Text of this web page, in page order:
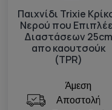
Παιχνίδι Trixie
Νερού που
Διαστάσεων 25cm
απο καουτσούκ
(TPR)
Άμεση
Αποστολή